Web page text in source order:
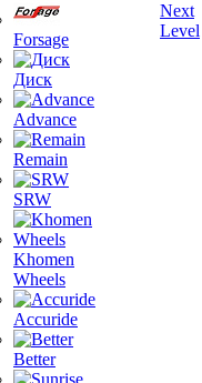
Forsage
Диск
Advance
Remain
SRW
Khomen
Wheels
Accuride
Better
Next
Level